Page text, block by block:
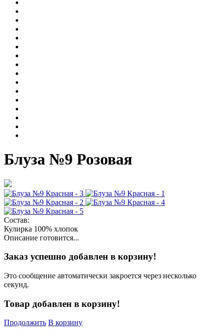
Блуза №9 Розовая
Состав:
Кулирка 100% хлопок
Описание готовится...
Заказ успешно добавлен в корзину!
Это сообщение автоматически закроется через несколько
секунд.
Товар добавлен в корзину!
Продолжить В корзину